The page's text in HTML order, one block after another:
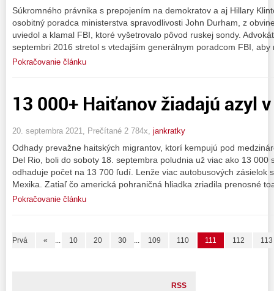
Súkromného právnika s prepojením na demokratov a aj Hillary
osobitný poradca ministerstva spravodlivosti John Durham, z
uviedol a klamal FBI, ktoré vyšetrovalo pôvod ruskej sondy.
septembri 2016 stretol s vtedajším generálnym poradcom FBI,
Pokračovanie článku
13 000+ Haiťanov žiadajú azyl
20. septembra 2021, Prečítané 2 784x, jankratky
Odhady prevažne haitských migrantov, ktorí kempujú pod
Del Rio, boli do soboty 18. septembra poludnia už viac ako 13 000
odhaduje počet na 13 700 ľudí. Lenže viac autobusových zásielok
Mexika. Zatiaľ čo americká pohraničná hliadka zriadila prenosné
Pokračovanie článku
Prvá « ... 10 20 30 ... 109 110 111 112 113
RSS